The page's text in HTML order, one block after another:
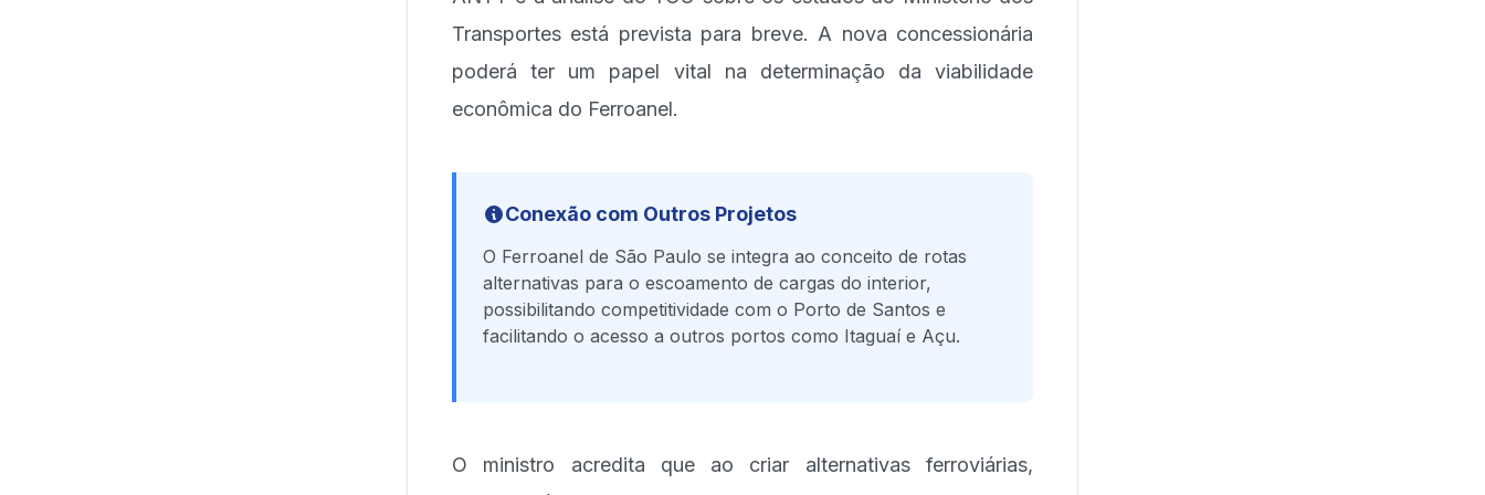
Transportes está prevista para breve. A nova concessionária
poderá ter um papel vital na determinação da viabilidade
econômica do Ferroanel.
Conexão com Outros Projetos
O Ferroanel de São Paulo se integra ao conceito de rotas
alternativas para o escoamento de cargas do interior,
possibilitando competitividade com o Porto de Santos e
facilitando o acesso a outros portos como Itaguaí e Açu.
O ministro acredita que ao criar alternativas ferroviárias,